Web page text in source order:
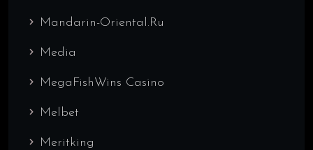
Mandarin-Oriental.ru
Media
MegaFishWins Casino
Melbet
Meritking